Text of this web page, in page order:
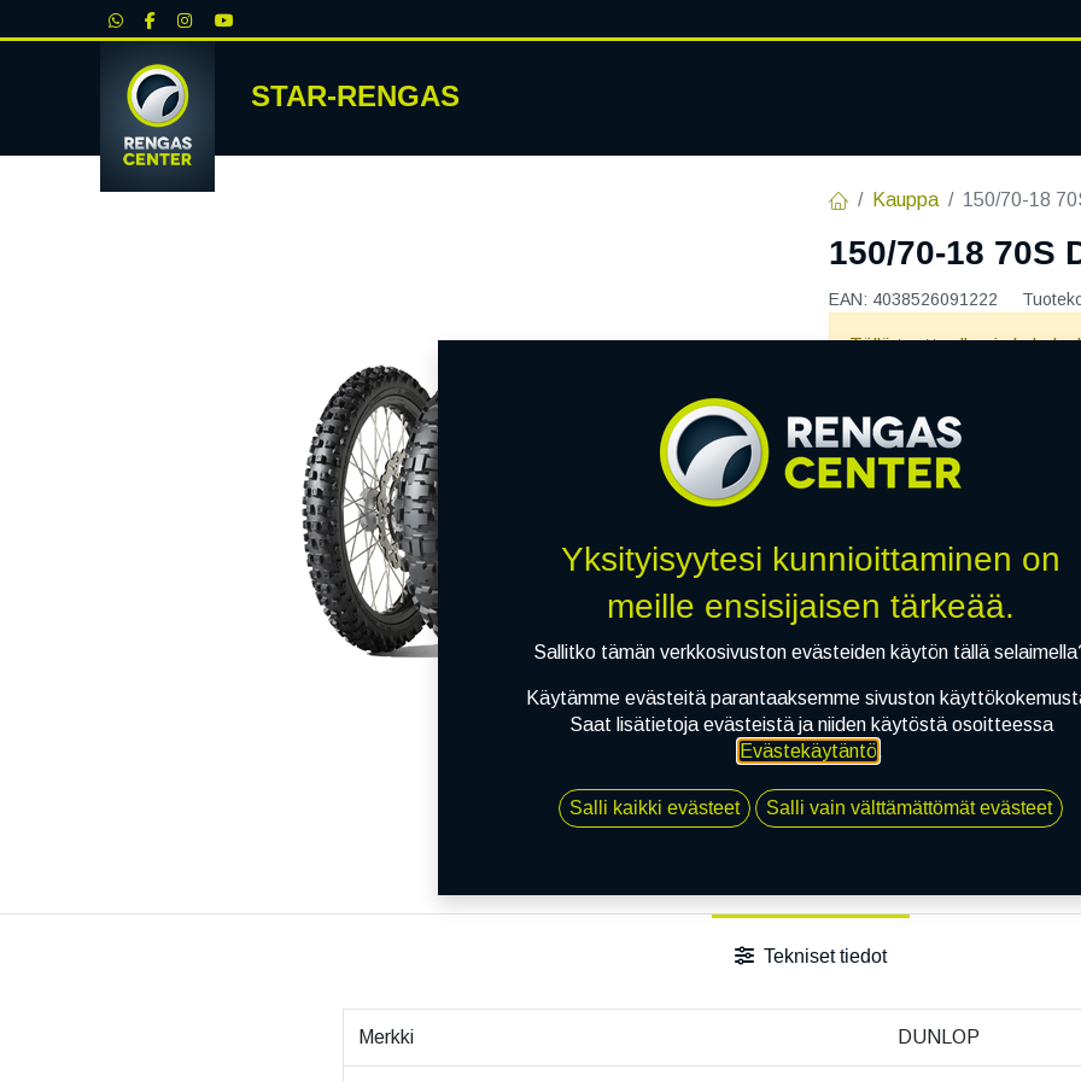
STAR-RENGAS
Kauppa 150/70-18
150/70-18 70S
EAN: 4038526091222
Tällä tuotteella ei ole
Jaa
Toimitusehdot
Tekniset tiedot
Merkki DUNLOP
Yksityisyytesi kunnioittaminen on
meille ensisijaisen tärkeää.
Sallitko tämän verkkosivuston evästeiden käytön tällä
Käytämme evästeitä parantaaksemme sivuston
Saat lisätietoja evästeistä ja niiden käytöstä osoitteessa
Evästekäytäntö.
Salli kaikki evästeet Salli vain välttämättömät evästeet